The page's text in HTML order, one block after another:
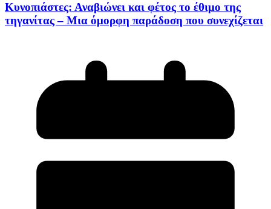
Κυνοπιάστες: Αναβιώνει και φέτος το έθιμο της
τηγανίτας – Μια όμορφη παράδοση που συνεχίζεται